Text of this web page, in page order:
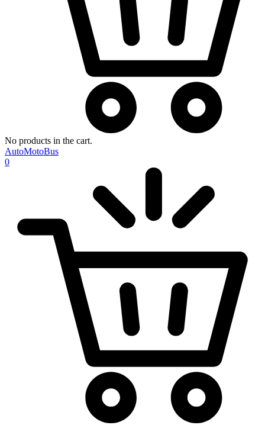
No products in the cart.
AutoMotoBus
0